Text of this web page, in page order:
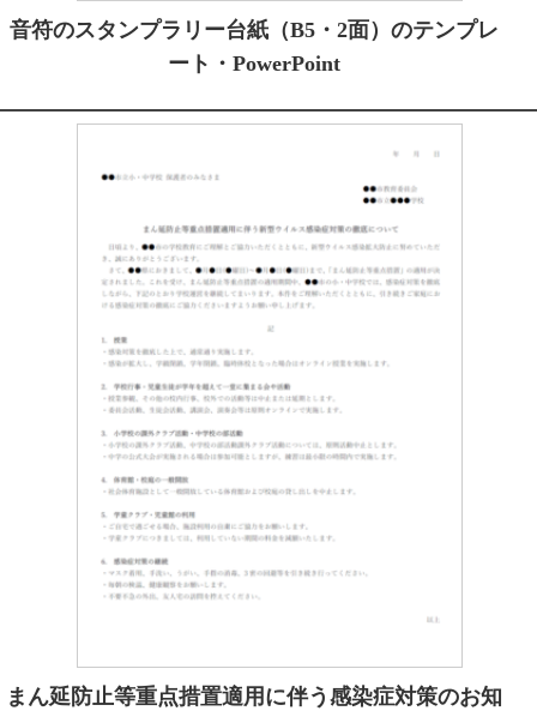
音符のスタンプラリー台紙（B5・2面）のテンプレ
ート・PowerPoint
まん延防止等重点措置適用に伴う感染症対策のお知